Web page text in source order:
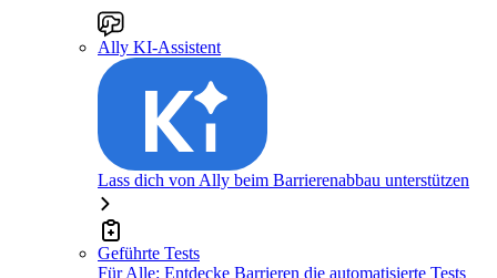
Ally KI-Assistent
Lass dich von Ally beim Barrierenabbau unterstützen
Geführte Tests
Für Alle: Entdecke Barrieren die automatisierte Tests